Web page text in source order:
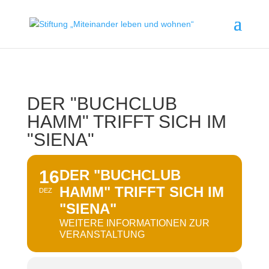
DER "BUCHCLUB
HAMM" TRIFFT SICH IM
"SIENA"
16
DEZ
DER "BUCHCLUB
HAMM" TRIFFT SICH IM
"SIENA"
WEITERE INFORMATIONEN ZUR
VERANSTALTUNG